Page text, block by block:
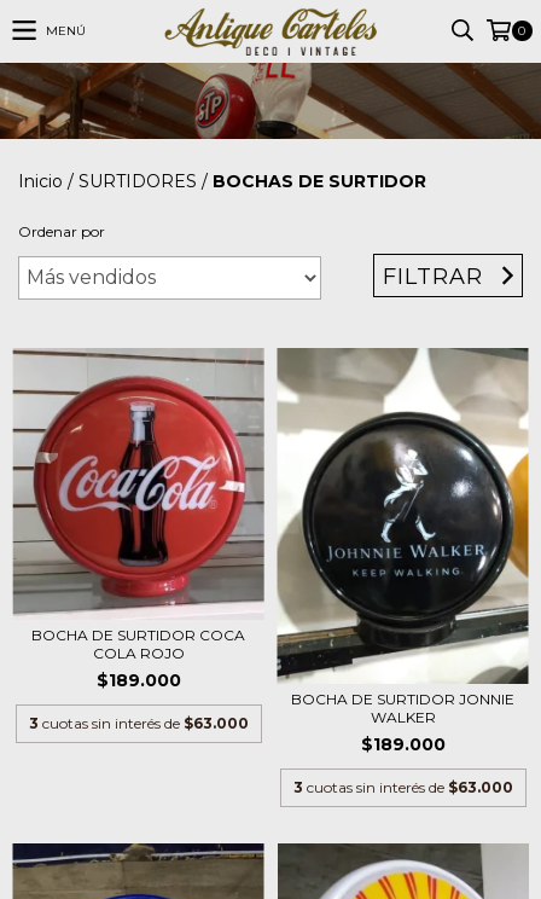
MENÚ 0
Inicio / SURTIDORES / BOCHAS DE SURTIDOR
Ordenar por
FILTRAR
BOCHA DE SURTIDOR COCA
COLA ROJO
$189.000
3 cuotas sin interés de $63.000
BOCHA DE SURTIDOR JONNIE
WALKER
$189.000
3 cuotas sin interés de $63.000